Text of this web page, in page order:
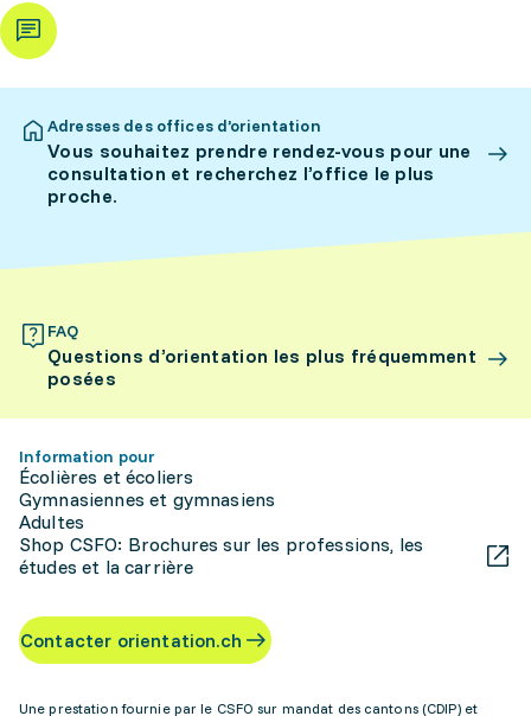
Adresses des offices d’orientation
Vous souhaitez prendre rendez-vous pour une
consultation et recherchez l’office le plus
proche.
FAQ
Questions d’orientation les plus fréquemment
posées
Information pour
Écolières et écoliers
Gymnasiennes et gymnasiens
Adultes
Shop CSFO: Brochures sur les professions, les
études et la carrière
Contacter orientation.ch
Une prestation fournie par le CSFO sur mandat des cantons (CDIP) et